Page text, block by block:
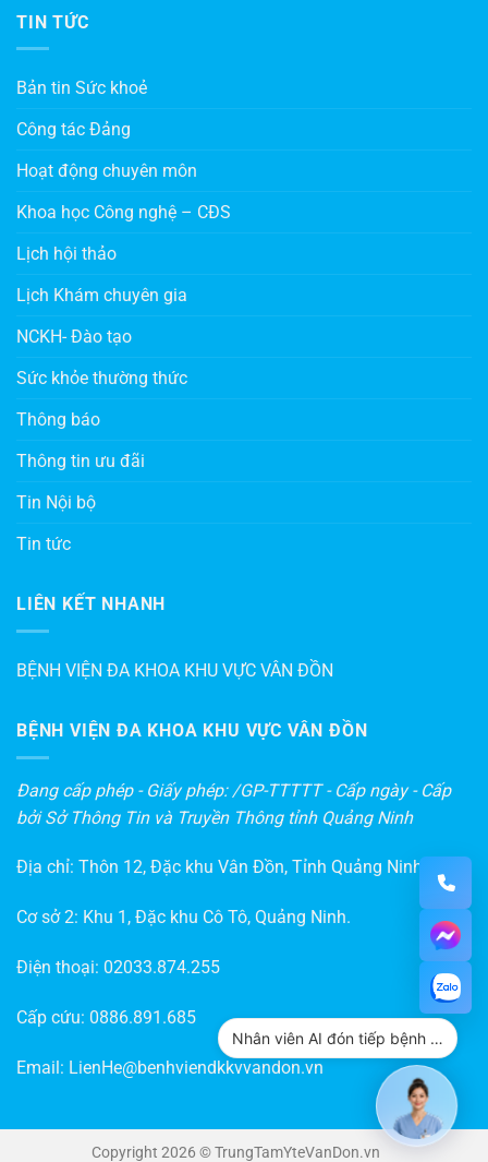
TIN TỨC
Bản tin Sức khoẻ
Công tác Đảng
Hoạt động chuyên môn
Khoa học Công nghệ – CĐS
Lịch hội thảo
Lịch Khám chuyên gia
NCKH- Đào tạo
Sức khỏe thường thức
Thông báo
Thông tin ưu đãi
Tin Nội bộ
Tin tức
LIÊN KẾT NHANH
BỆNH VIỆN ĐA KHOA KHU VỰC VÂN ĐỒN
BỆNH VIỆN ĐA KHOA KHU VỰC VÂN ĐỒN
Đang cấp phép - Giấy phép: /GP-TTTTT - Cấp ngày - Cấp
bởi Sở Thông Tin và Truyền Thông tỉnh Quảng Ninh
Địa chỉ: Thôn 12, Đặc khu Vân Đồn, Tỉnh Quảng Ninh
Cơ sở 2: Khu 1, Đặc khu Cô Tô, Quảng Ninh.
Điện thoại: 02033.874.255
Cấp cứu: 0886.891.685
Email: LienHe@benhviendkkvvandon.vn
Copyright 2026 © TrungTamYteVanDon.vn
Nhân viên AI đón tiếp bệnh nhân